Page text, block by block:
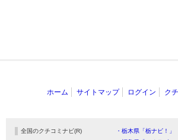
ホーム サイトマップ ログイン ク
全国のクチコミナビ(R) ・栃木県「栃ナビ！」